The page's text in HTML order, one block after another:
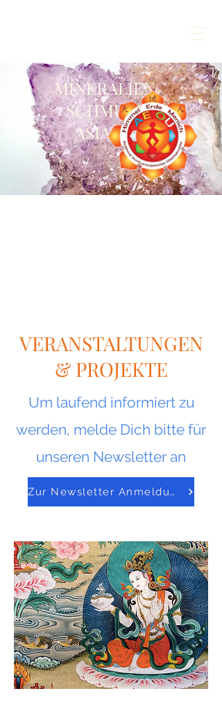
MINERALIEN
SCHMUCK
ASIATIKA
VERANSTALTUNGEN
& PROJEKTE
Um laufend informiert zu
werden, melde Dich bitte für
unseren Newsletter an
Zur Newsletter Anmeldung